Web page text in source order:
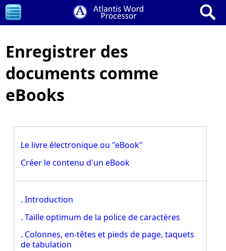
Enregistrer des
documents comme
eBooks
Le livre électronique ou "eBook"
Créer le contenu d'un eBook
. Introduction
. Taille optimum de la police de caractères
. Colonnes, en-têtes et pieds de page, taquets
de tabulation